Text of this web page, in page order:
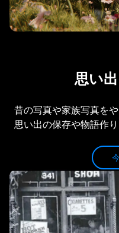
思い
昔の写真や家族写真を
思い出の保存や物語作